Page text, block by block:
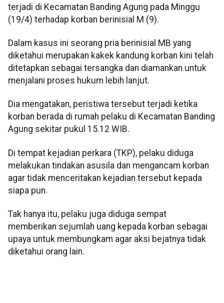
terjadi di Kecamatan Banding Agung pada Minggu
(19/4) terhadap korban berinisial M (9).
Dalam kasus ini seorang pria berinisial MB yang
diketahui merupakan kakek kandung korban kini telah
ditetapkan sebagai tersangka dan diamankan untuk
menjalani proses hukum lebih lanjut.
Dia mengatakan, peristiwa tersebut terjadi ketika
korban berada di rumah pelaku di Kecamatan Banding
Agung sekitar pukul 15.12 WIB.
Di tempat kejadian perkara (TKP), pelaku diduga
melakukan tindakan asusila dan mengancam korban
agar tidak menceritakan kejadian tersebut kepada
siapa pun.
Tak hanya itu, pelaku juga diduga sempat
memberikan sejumlah uang kepada korban sebagai
upaya untuk membungkam agar aksi bejatnya tidak
diketahui orang lain.